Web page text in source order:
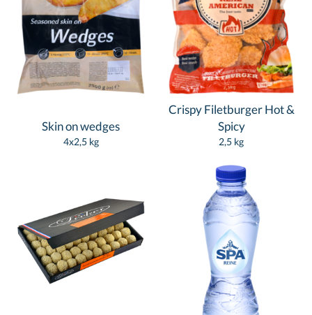
Skin on wedges
4x2,5 kg
Crispy Filetburger Hot &
Spicy
2,5 kg